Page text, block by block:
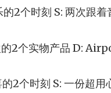
2个时刻 S: 两次跟着
的2个实物产品 D:
2个时刻 S: 一份超用